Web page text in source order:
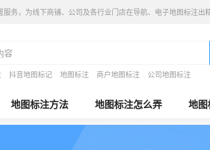
务，为线下商铺、公司及各行业门店在导航、电子地图标注出
抖音地图标记 地图标注 商户地图标注 公司地图标注
地图标注方法 地图标注怎么弄 地图